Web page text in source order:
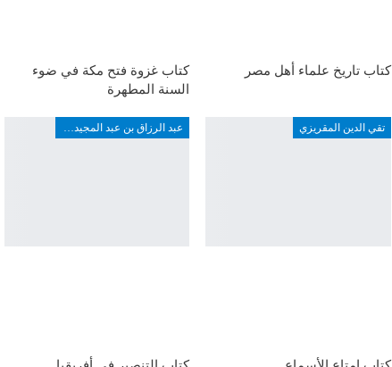
كتاب تاريخ علماء أهل مصر
كتاب غزوة فتح مكة في ضوء
السنة المطهرة
تقي الدين المقريزي عبد الرزاق بن عبد المجيد ألارو